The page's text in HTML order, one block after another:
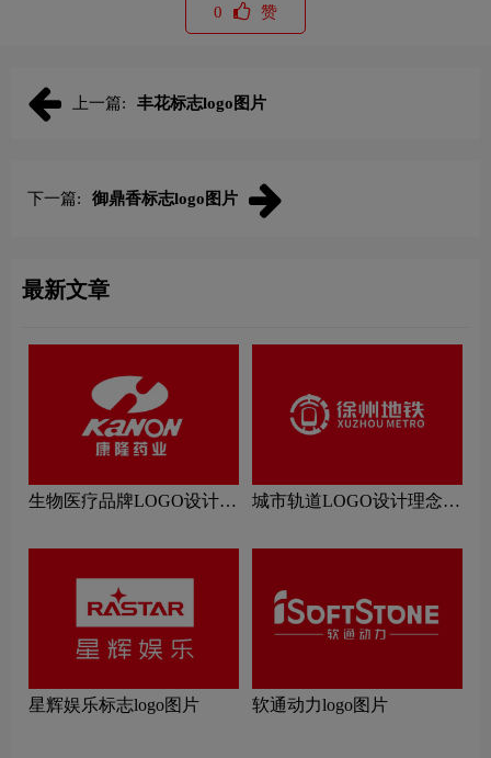
0 赞
上一篇: 丰花标志logo图片
下一篇: 御鼎香标志logo图片
最新文章
生物医疗品牌LOGO设计理
城市轨道LOGO设计理念解
星辉娱乐标志logo图片 软通动力logo图片